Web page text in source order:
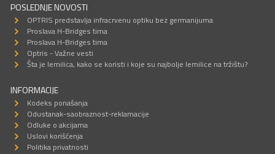
POSLEDNJE NOVOSTI
OPTRIS predstavlja infracrvenu optiku bez germanijuma
Proslava H-Bridges tima
Proslava H-Bridges tima
Optris - Važne vesti
Šta je lemilica, kako se koristi i koje su najbolje lemilice na tržištu?
INFORMACIJE
Kodeks ponašanja
Odustanak-saobraznost-reklamacije
Odluke o akcijama
Uslovi korišćenja
Politika privatnosti